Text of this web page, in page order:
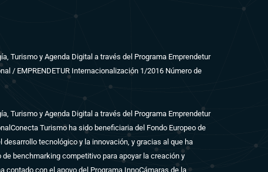
Turismo y Agenda Digital a través del Programa Emprendetur
/ EMPRENDETUR Internacionalización 1/2016 Número de
Turismo y Agenda Digital a través del Programa Emprendetur
Conecta Turismo ha sido beneficiaria del Fondo Europeo de
tecnológico y la innovación, y gracias al que ha
benchmarking competitivo para apoyar la creación y
con el apoyo del Programa InnoCámaras de la